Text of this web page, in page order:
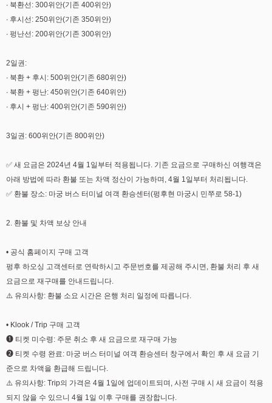
∙ 북환선: 300위안(기존 400위안)
∙ 후시선: 250위안(기존 350위안)
∙ 펑난선: 200위안(기존 300위안)
2일권:
∙ 북환 + 후시: 500위안(기존 680위안)
∙ 북환 + 펑난: 450위안(기존 640위안)
∙ 후시 + 펑난: 400위안(기존 590위안)
3일권: 600위안(기존 800위안)
✅ 새 요금은 2024년 4월 1일부터 적용됩니다. 기존 요금으로 구매하신 여행객은
아래 방법에 따라 환불 또는 차액 정산이 가능하며, 4월 1일부터 처리됩니다.
✅ 환불 장소: 마궁 버스 터미널 여객 환승센터(펑후현 마궁시 민쭈로 58-1)
2. 환불 및 차액 보상 안내
• 공식 홈페이지 구매 고객
펑후 하오싱 고객센터로 연락하시고 주문번호를 제공해 주시면, 환불 처리 후 새
요금으로 재구매를 안내드립니다.
⚠️ 유의사항: 환불 소요 시간은 은행 처리 일정에 따릅니다.
• Klook / Trip 구매 고객
➊ 티켓 미수령: 주문 취소 후 새 요금으로 재구매 가능
➋ 티켓 수령 완료: 마궁 버스 터미널 여객 환승센터 창구에서 확인 후 새 요금 기
준으로 차액을 환급해 드립니다.
⚠️ 유의사항: Trip의 가격은 4월 1일에 업데이트되며, 사전 구매 시 새 요금이 적용
되지 않을 수 있으니 4월 1일 이후 구매를 권장합니다.